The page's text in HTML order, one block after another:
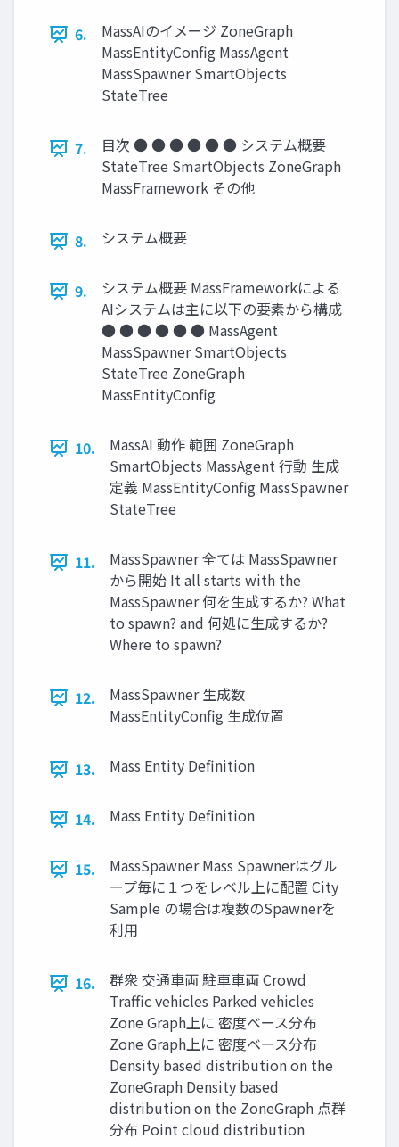
6.
MassAIのイメージ ZoneGraph
MassEntityConﬁg MassAgent
MassSpawner SmartObjects
StateTree
7.
目次 ● ● ● ● ● ● システム概要
StateTree SmartObjects ZoneGraph
MassFramework その他
8. システム概要
9.
システム概要 MassFrameworkによる
AIシステムは主に以下の要素から構成
● ● ● ● ● ● MassAgent
MassSpawner SmartObjects
StateTree ZoneGraph
MassEntityConﬁg
10.
MassAI 動作 範囲 ZoneGraph
SmartObjects MassAgent 行動 生成
定義 MassEntityConﬁg MassSpawner
StateTree
11.
MassSpawner 全ては MassSpawner
から開始 It all starts with the
MassSpawner 何を生成するか? What
to spawn? and 何処に生成するか?
Where to spawn?
12.
MassSpawner 生成数
MassEntityConﬁg 生成位置
13. Mass Entity Deﬁnition
14. Mass Entity Deﬁnition
15.
MassSpawner Mass Spawnerはグル
ープ毎に１つをレベル上に配置 City
Sample の場合は複数のSpawnerを
利用
16.
群衆 交通車両 駐車車両 Crowd
Traﬃc vehicles Parked vehicles
Zone Graph上に 密度ベース分布
Zone Graph上に 密度ベース分布
Density based distribution on the
ZoneGraph Density based
distribution on the ZoneGraph 点群
分布 Point cloud distribution